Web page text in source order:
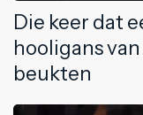
Die keer dat
hooligans
beukten